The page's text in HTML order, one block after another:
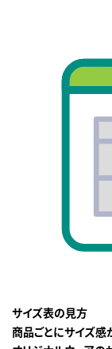
サイズ表の見方
商品ごとにサイズ感